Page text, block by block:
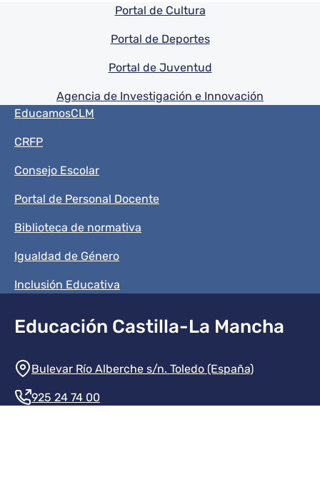
Pie de pagina información
Portal de Cultura
Portal de Deportes
Portal de Juventud
Agencia de Investigación e Innovación
Menú del pie
EducamosCLM
CRFP
Consejo Escolar
Portal de Personal Docente
Biblioteca de normativa
Igualdad de Género
Inclusión Educativa
Educación Castilla-La Mancha
Información de la institución
Bulevar Río Alberche s/n. Toledo (España)
925 24 74 00